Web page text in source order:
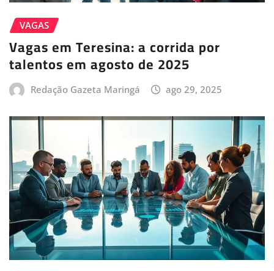
VAGAS
Vagas em Teresina: a corrida por
talentos em agosto de 2025
Redação Gazeta Maringá ago 29, 2025